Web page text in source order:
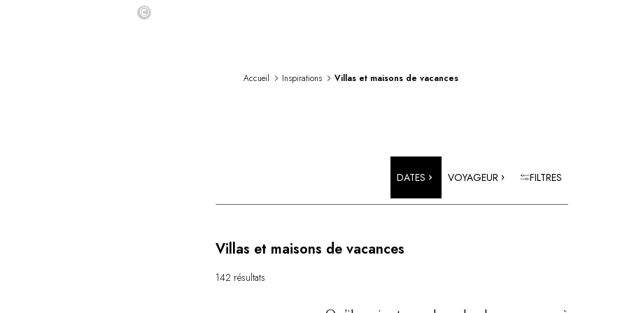
©
Accueil Inspirations Villas et maisons de vacances
DATES VOYAGEUR FILTRES
Villas et maisons de vacances
142 résultats